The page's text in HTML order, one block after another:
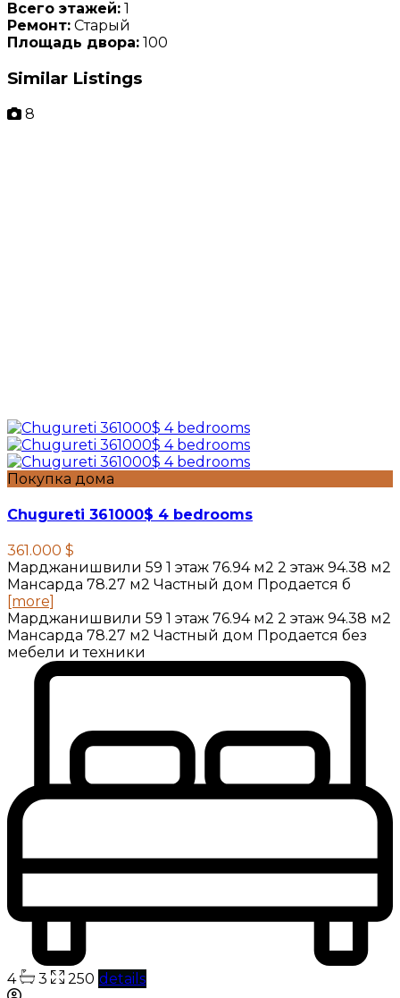
Всего этажей: 1
Ремонт: Старый
Площадь двора: 100
Similar Listings
8
Покупка дома
Chugureti 361000$ 4 bedrooms
361.000 $
Марджанишвили 59 1 этаж 76.94 м2 2 этаж 94.38 м2
Мансарда 78.27 м2 Частный дом Продается б
[more]
Марджанишвили 59 1 этаж 76.94 м2 2 этаж 94.38 м2
Мансарда 78.27 м2 Частный дом Продается без
мебели и техники
4 3 250 details